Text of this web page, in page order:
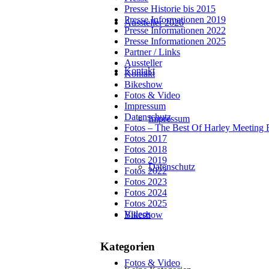
Aussteller 2026
Kontakt
Impressum
Datenschutz
Bikeshow
Fotos & Video
Presse Historie bis 2015
Presse Informationen 2019
Presse Informationen 2022
Presse Informationen 2025
Partner / Links
Aussteller
Kontakt
Bikeshow
Fotos & Video
Impressum
Datenschutz
Fotos – The Best Of Harley Meeting
Fotos 2017
Fotos 2018
Fotos 2019
Fotos 2022
Fotos 2023
Fotos 2024
Fotos 2025
Videos
Kategorien